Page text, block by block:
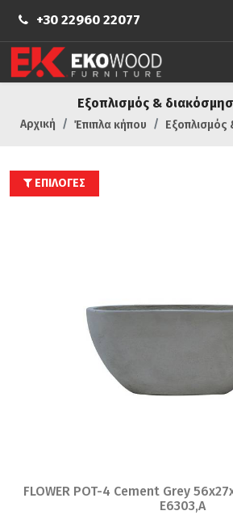
+30 22960 22077
Εξοπλισμός &
Αρχική Έπιπλα κήπου Εξοπλισμός
ΕΠΙΛΟΓΕΣ
FLOWER POT-4 Cement Grey
Ε6303,A